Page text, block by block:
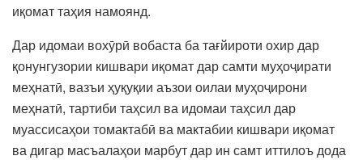
иқомат таҳия намоянд.
Дар идомаи вохӯрӣ вобаста ба тағйироти охир дар
қонунгузории кишвари иқомат дар самти муҳоҷирати
меҳнатӣ, вазъи ҳуқуқии аъзои оилаи муҳоҷирони
меҳнатӣ, тартиби таҳсил ва идомаи таҳсил дар
муассисаҳои томактабӣ ва мактабии кишвари иқомат
ва дигар масъалаҳои марбут дар ин самт иттилоъ дода